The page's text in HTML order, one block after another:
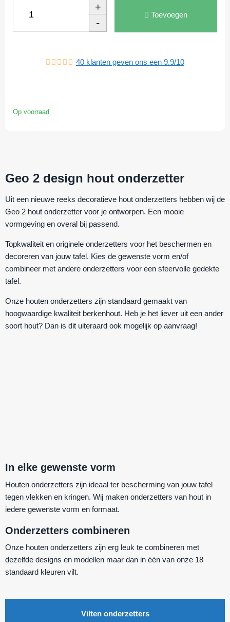
+
-
Toevoegen
40 klanten geven ons een 9.9/10
Op voorraad
Geo 2 design hout onderzetter
Uit een nieuwe reeks decoratieve hout onderzetters hebben wij de
Geo 2 hout onderzetter voor je ontworpen. Een mooie
vormgeving en overal bij passend.
Topkwaliteit en originele onderzetters voor het beschermen en
decoreren van jouw tafel. Kies de gewenste vorm en/of
combineer met andere onderzetters voor een sfeervolle gedekte
tafel.
Onze houten onderzetters zijn standaard gemaakt van
hoogwaardige kwaliteit berkenhout. Heb je het liever uit een ander
soort hout? Dan is dit uiteraard ook mogelijk op aanvraag!
In elke gewenste vorm
Houten onderzetters zijn ideaal ter bescherming van jouw tafel
tegen vlekken en kringen. Wij maken onderzetters van hout in
iedere gewenste vorm en formaat.
Onderzetters combineren
Onze houten onderzetters zijn erg leuk te combineren met
dezelfde designs en modellen maar dan in één van onze 18
standaard kleuren vilt.
Vilten onderzetters